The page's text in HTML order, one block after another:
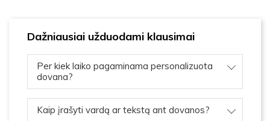
Dažniausiai užduodami klausimai
Per kiek laiko pagaminama personalizuota
dovana?
Kaip įrašyti vardą ar tekstą ant dovanos?